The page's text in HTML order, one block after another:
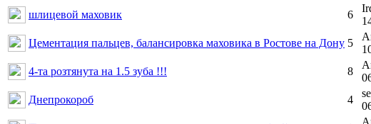
шлицевой маховик
6
Цементация пальцев, балансировка маховика в Ростове на Дону 5
4-та розтянута на 1.5 зуба !!!
8
Днепрокороб
4